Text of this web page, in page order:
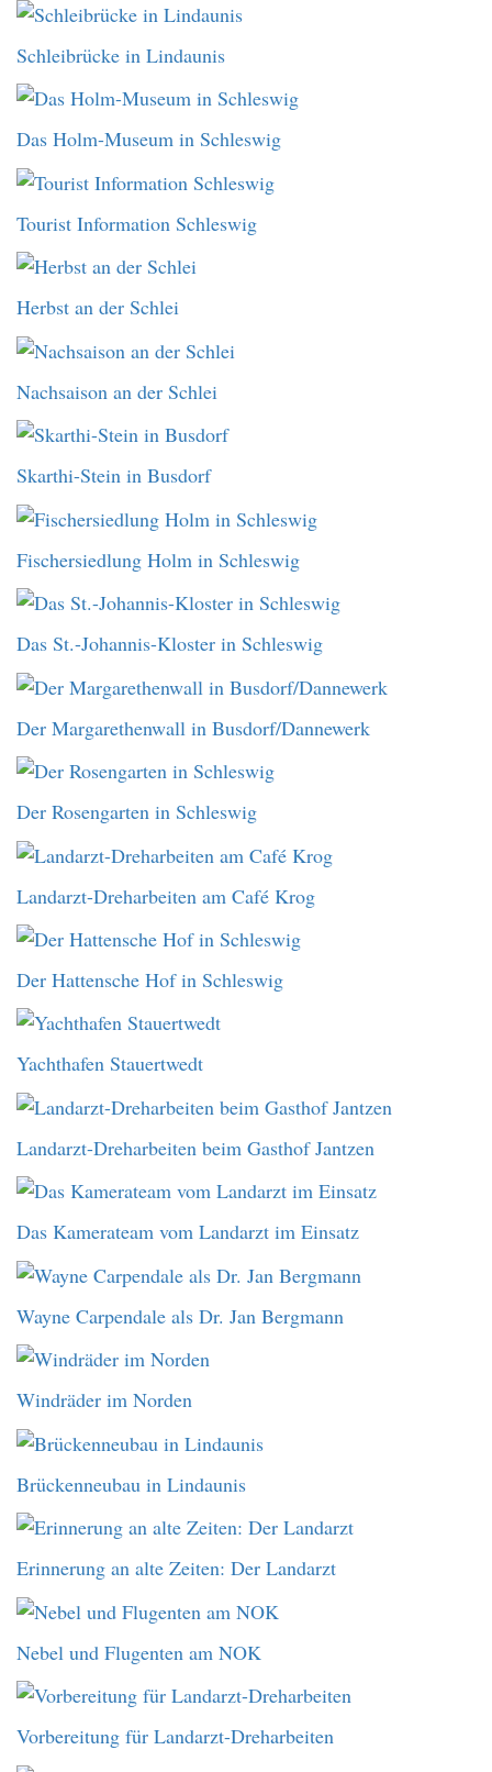
Schleibrücke in Lindaunis
Das Holm-Museum in Schleswig
Tourist Information Schleswig
Herbst an der Schlei
Nachsaison an der Schlei
Skarthi-Stein in Busdorf
Fischersiedlung Holm in Schleswig
Das St.-Johannis-Kloster in Schleswig
Der Margarethenwall in Busdorf/Dannewerk
Der Rosengarten in Schleswig
Landarzt-Dreharbeiten am Café Krog
Der Hattensche Hof in Schleswig
Yachthafen Stauertwedt
Landarzt-Dreharbeiten beim Gasthof Jantzen
Das Kamerateam vom Landarzt im Einsatz
Wayne Carpendale als Dr. Jan Bergmann
Windräder im Norden
Brückenneubau in Lindaunis
Erinnerung an alte Zeiten: Der Landarzt
Nebel und Flugenten am NOK
Vorbereitung für Landarzt-Dreharbeiten